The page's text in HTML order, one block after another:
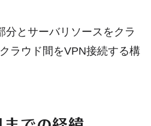
分とサーバリソースをクラ
ラウド間をVPN接続する構